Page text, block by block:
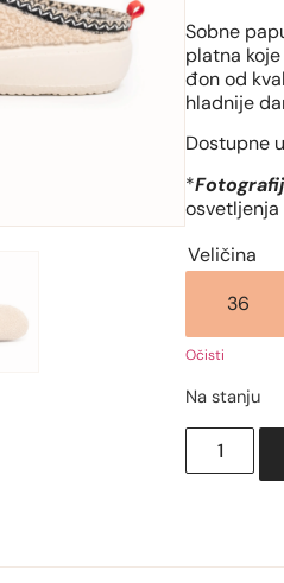
Sobne
platna
đon od
hladnije
Dostupne
*
osvetljenja
Veličina
36
Očisti
Na stanju